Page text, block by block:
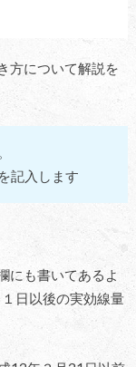
方について解説を
記入します
にも書いてあるよ
日以後の実効線量